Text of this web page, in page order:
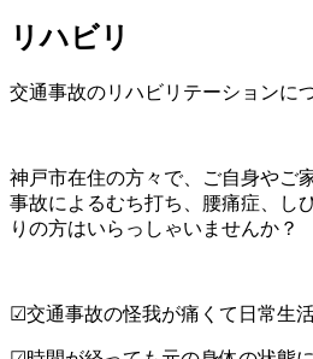
リハビリ
交通事故のリハビリテーションに
神戸市在住の方々で、ご自身やご
事故によるむち打ち、腰痛症、し
りの方はいらっしゃいませんか？
☑交通事故の怪我が痛くて日常生